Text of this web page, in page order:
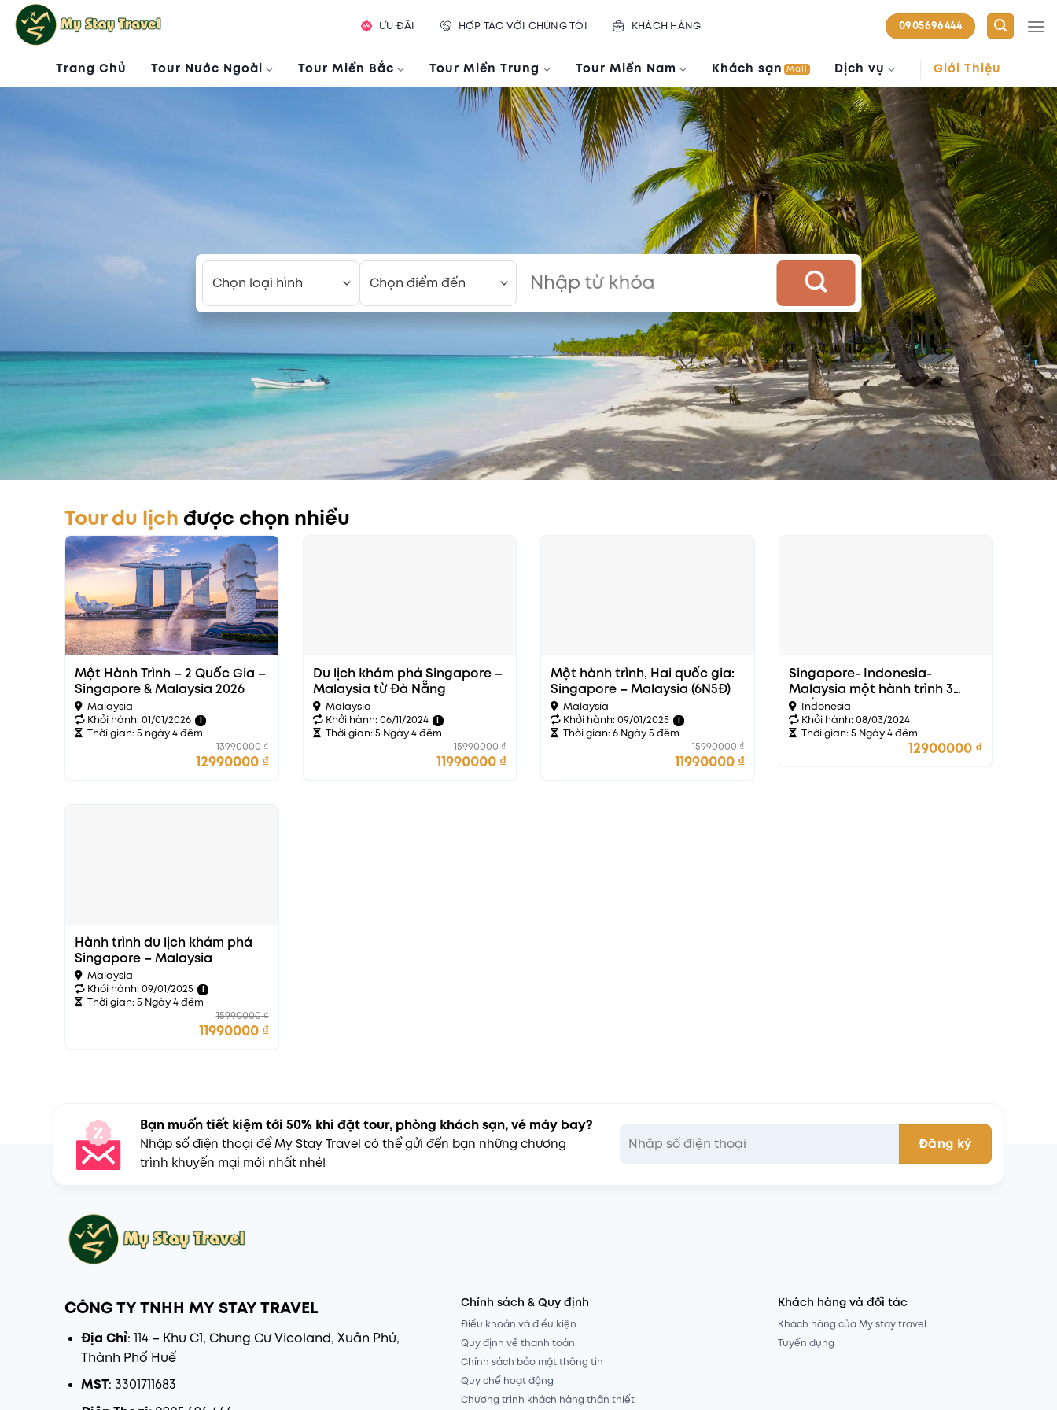
Skip
content
ƯU ĐÃI HỢP TÁC VỚI CHÚNG TÔI KHÁCH HÀNG 0905696444
Trang Chủ Tour Nước Ngoài Tour Miền Bắc Tour Miền Trung Tour Miền Nam Khách sạn Mall Dịch vụ Giới Thiệu
Tour du lịch được chọn nhiều
Một Hành Trình – 2 Quốc Gia –
Singapore & Malaysia 2026
Malaysia
Khởi hành: 01/01/2026
i
Thời gian: 5 ngày 4 đêm
13990000₫
12990000₫
Du lịch khám phá Singapore –
Malaysia từ Đà Nẵng
Malaysia
Khởi hành: 06/11/2024
i
Thời gian: 5 Ngày 4 đêm
15990000₫
11990000 ₫
Một hành trình, Hai quốc gia:
Singapore – Malaysia (6N5Đ)
Malaysia
Khởi hành: 09/01/2025
i
Thời gian: 6 Ngày 5 đêm
15990000₫
11990000₫
Singapore- Indonesia-
Malaysia một hành trình 3
quốc gia
Indonesia
Khởi hành: 08/03/2024
Thời gian: 5 Ngày 4 đêm
12900000 ₫
Hành trình du lịch khám phá
Singapore – Malaysia
Malaysia
Khởi hành: 09/01/2025
i
Thời gian: 5 Ngày 4 đêm
15990000₫
11990000₫
Bạn muốn tiết kiệm tới 50% khi đặt tour, phòng khách sạn, vé máy bay?
Nhập số điện thoại để My Stay Travel có thể gửi đến bạn những chương
trình khuyến mại mới nhất nhé!
CÔNG TY TNHH MY STAY TRAVEL
Địa Chỉ: 114 – Khu C1, Chung Cư Vicoland, Xuân Phú,
Thành Phố Huế
MST: 3301711683
Chính sách & Quy định
Điều khoản và điều kiện
Quy định về thanh toán
Chính sách bảo mật thông tin
Quy chế hoạt động
Chương trình khách hàng thân thiết
Khách hàng và đối tác
Khách hàng của My stay travel
Tuyển dụng